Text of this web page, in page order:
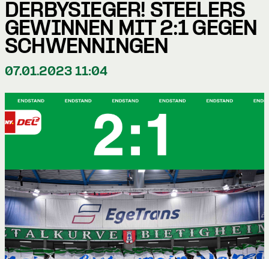
DERBYSIEGER! STEELERS
GEWINNEN MIT 2:1 GEGEN
SCHWENNINGEN
07.01.2023 11:04